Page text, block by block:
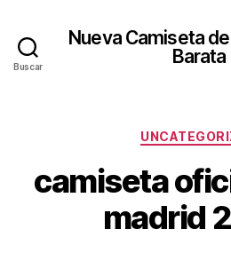
Buscar
Nueva Camiseta
Barata
camiseta
madrid